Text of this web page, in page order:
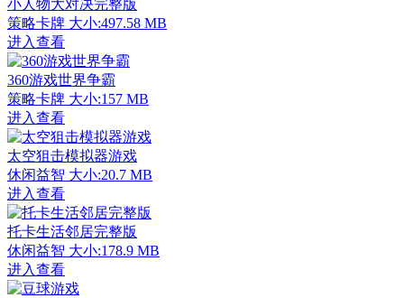
小人物大对决完整版
策略卡牌 大小:497.58 MB
进入查看
360游戏世界争霸
策略卡牌 大小:157 MB
进入查看
太空狙击模拟器游戏
休闲益智 大小:20.7 MB
进入查看
托卡生活邻居完整版
休闲益智 大小:178.9 MB
进入查看